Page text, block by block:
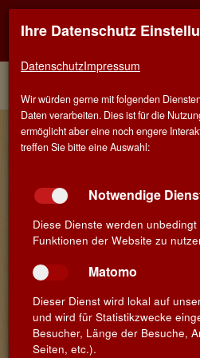
Beppe Rigoli -
della Seta
Die Tenuta di Gracciano della Seta
und eines der ältesten Weingüter in
Gracciano-Hügel des Weinguts
einer Höhe zwischen 300 und 350
Meeresspiegel. Von diesen 70 ha
Sie gelten als eine der
Lagen von Montepulciano. Das
Prugnolo Gentile, einer
entgegen. Die Trauben können
die Temperaturschwankungen
hoch. Das bringt geschmackliche
Ihre Datenschutz
DatenschutzImpressum
Wir würden gerne mit folgenden
Daten verarbeiten. Dies ist für die
ermöglicht aber eine noch engere
treffen Sie bitte eine Auswahl:
Notwendige
Diese Dienste werden
Funktionen der Website zu
Matomo
Dieser Dienst wird lokal auf
und wird für Statistikzwecke
Besucher, Länge der Besuche,
Seiten, etc.).